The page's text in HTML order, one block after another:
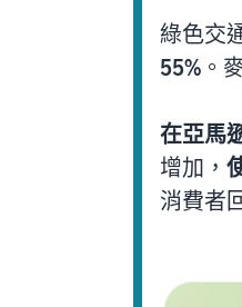
綠色交
55% 。
在亞馬
增加，
消費者